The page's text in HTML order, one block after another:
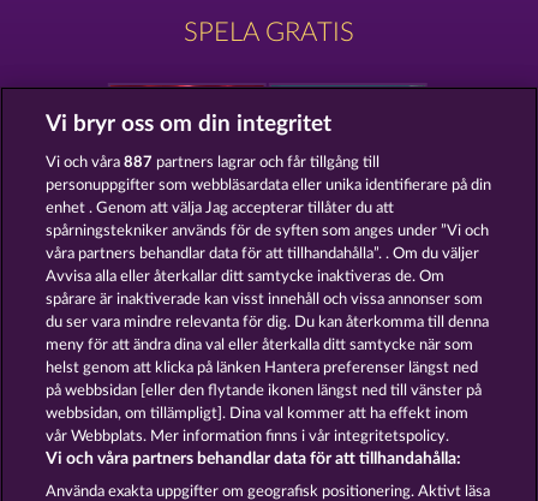
SPELA GRATIS
ROYAL SEVEN GOLDEN EI OF MOORHUHN
FOREVER DIAMONDS DUCK SHOOTER
Användarvillkor Sekretesspolicy Avtryck
Vi bryr oss om din integritet
Vi och våra887 partners lagrar och får tillgång till
personuppgifter som webbläsardata eller unika identifierare på din
enhet . Genom att välja Jag accepterar tillåter du att
spårningstekniker används för de syften som anges under ”Vi och
våra partners behandlar data för att tillhandahålla”. . Om du väljer
Avvisa alla eller återkallar ditt samtycke inaktiveras de. Om
spårare är inaktiverade kan visst innehåll och vissa annonser som
du ser vara mindre relevanta för dig. Du kan återkomma till denna
meny för att ändra dina val eller återkalla ditt samtycke när som
helst genom att klicka på länken Hantera preferenser längst ned
på webbsidan [eller den flytande ikonen längst ned till vänster på
webbsidan, om tillämpligt]. Dina val kommer att ha effekt inom
vår Webbplats. Mer information finns i vår integritetspolicy.
Vi och våra partners behandlar data för att tillhandahålla:
Använda exakta uppgifter om geografisk positionering. Aktivt läsa